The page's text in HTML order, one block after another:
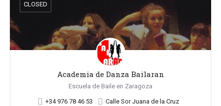
Academia de Danza Bailaran
Escuela de Baile en Zaragoza
+34 976 78 46 53 Calle Sor Juana de la Cruz
CLOSED